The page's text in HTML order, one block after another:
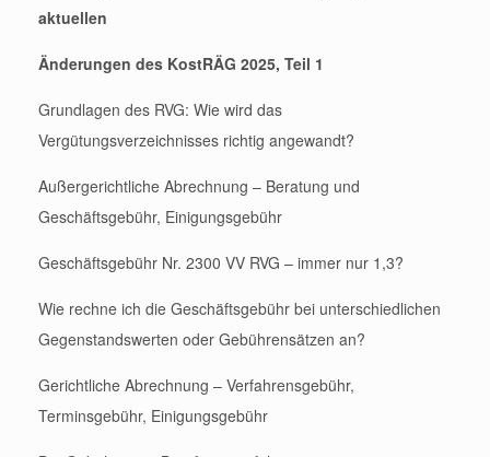
aktuellen
Änderungen des KostRÄG 2025, Teil 1
Grundlagen des RVG: Wie wird das
Vergütungsverzeichnisses richtig angewandt?
Außergerichtliche Abrechnung – Beratung und
Geschäftsgebühr, Einigungsgebühr
Geschäftsgebühr Nr. 2300 VV RVG – immer nur 1,3?
Wie rechne ich die Geschäftsgebühr bei unterschiedlichen
Gegenstandswerten oder Gebührensätzen an?
Gerichtliche Abrechnung – Verfahrensgebühr,
Terminsgebühr, Einigungsgebühr